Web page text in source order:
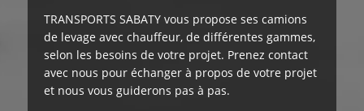
TRANSPORTS SABATY vous propose ses camions
de levage avec chauffeur, de différentes gammes,
selon les besoins de votre projet. Prenez contact
avec nous pour échanger à propos de votre projet
et nous vous guiderons pas à pas.